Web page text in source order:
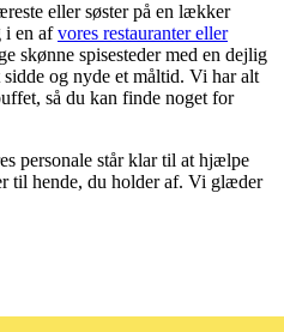
eller søster på en lækker
i en afvores restauranter eller
skønne spisesteder med en dejlig
og nyde et måltid. Vi har alt
så du kan finde noget for
personale står klar til at hjælpe
til hende, du holder af. Vi glæder